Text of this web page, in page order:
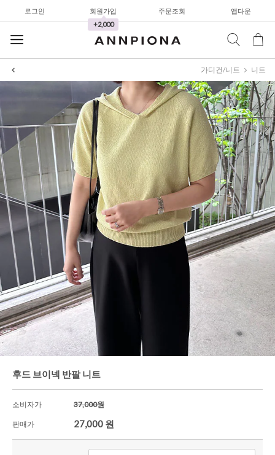
로그인
회원가입
+2,000
주문조회 앱다운
셔츠&블라우스
가디건/니트
와이드팬츠
한정세일
셔츠&블라우스
가디건/니트
와이드팬츠
한정세일
셔츠&블라우스
가디건/니트 니트
후드 브이넥 반팔 니트
소비자가 37,000원
판매가 27,000 원